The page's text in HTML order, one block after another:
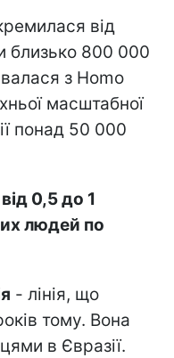
від
близько 800 000
з Homo
масштабної
понад 50 000
0,5 до 1
людей по
- лінія, що
тому. Вона
в Євразії.